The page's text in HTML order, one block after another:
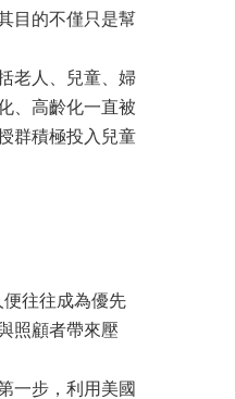
目的不僅只是幫
老人、兒童、婦
、高齡化一直被
群積極投入兒童
往往成為優先
照顧者帶來壓
一步，利用美國